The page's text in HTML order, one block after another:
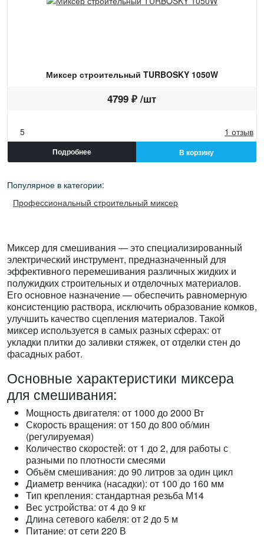
Миксер строительный TURBOSKY 1050W
4799 ₽ /шт
5 1 отзыв
Подробнее В корзину
Популярное в категории:
Профессиональный строительный миксер
Миксер для клея строительный
Миксер для замешивания
Миксер для смешивания
Миксер для шпаклевки
Дрель миксер сетевой
Миксер для смесей оцинкованный
Миксер строительный 1050 Вт
Миксер строительный для цемента
Миксер строительный с регулировкой скорости
Миксер строительный для красок
Миксер строительный для сухих смесей
Строительный миксер для дома
Миксер строительный 6 скорости
Строительный миксер для штукатурки
Миксер строительный для бетона ручной электрический
Миксеры строительные сетевые
Миксер строительный с 1 венчиком
Миксер для смешивания — это специализированный
электрический инструмент, предназначенный для
эффективного перемешивания различных жидких и
полужидких строительных и отделочных материалов.
Его основное назначение — обеспечить равномерную
консистенцию раствора, исключить образование комков,
улучшить качество сцепления материалов. Такой
миксер используется в самых разных сферах: от
укладки плитки до заливки стяжек, от отделки стен до
фасадных работ.
Основные характеристики миксера
для смешивания:
Мощность двигателя: от 1000 до 2000 Вт
Скорость вращения: от 150 до 800 об/мин
(регулируемая)
Количество скоростей: от 1 до 2, для работы с
разными по плотности смесями
Объём смешивания: до 90 литров за один цикл
Диаметр венчика (насадки): от 100 до 160 мм
Тип крепления: стандартная резьба М14
Вес устройства: от 4 до 9 кг
Длина сетевого кабеля: от 2 до 5 м
Питание: от сети 220 В